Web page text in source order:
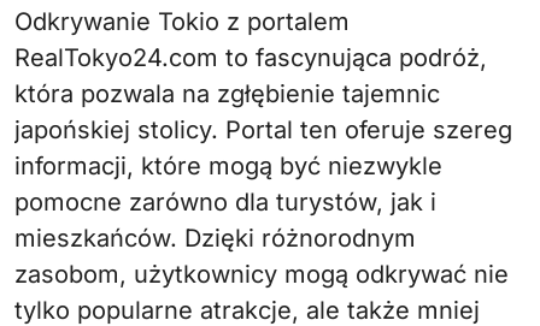
Odkrywanie Tokio z portalem
RealTokyo24.com to fascynująca podróż,
która pozwala na zgłębienie tajemnic
japońskiej stolicy. Portal ten oferuje szereg
informacji, które mogą być niezwykle
pomocne zarówno dla turystów, jak i
mieszkańców. Dzięki różnorodnym
zasobom, użytkownicy mogą odkrywać nie
tylko popularne atrakcje, ale także mniej